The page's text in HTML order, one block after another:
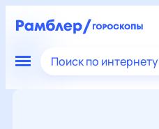
Поиск по интернету